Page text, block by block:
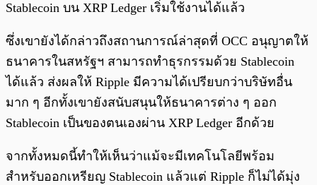
Stablecoin บน XRP Ledger เริ่มใช้งานได้แล้ว
ซึ่งเขายังได้กล่าวถึงสถานการณ์ล่าสุดที่ OCC อนุญาตให้
ธนาคารในสหรัฐฯ สามารถทำธุรกรรมด้วย Stablecoin
ได้แล้ว ส่งผลให้ Ripple มีความได้เปรียบกว่าบริษัทอื่น
มาก ๆ อีกทั้งเขายังสนับสนุนให้ธนาคารต่าง ๆ ออก
Stablecoin เป็นของตนเองผ่าน XRP Ledger อีกด้วย
จากทั้งหมดนี้ทำให้เห็นว่าแม้จะมีเทคโนโลยีพร้อม
สำหรับออกเหรียญ Stablecoin แล้วแต่ Ripple ก็ไม่ได้มุ่ง